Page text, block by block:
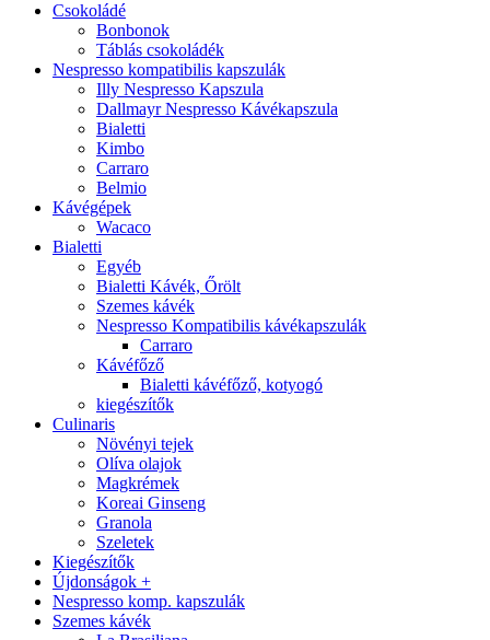
Csokoládé
Bonbonok
Táblás csokoládék
Nespresso kompatibilis kapszulák
Illy Nespresso Kapszula
Dallmayr Nespresso Kávékapszula
Bialetti
Kimbo
Carraro
Belmio
Kávégépek
Wacaco
Bialetti
Egyéb
Bialetti Kávék, Őrölt
Szemes kávék
Nespresso Kompatibilis kávékapszulák
Carraro
Kávéfőző
Bialetti kávéfőző, kotyogó
kiegészítők
Culinaris
Növényi tejek
Olíva olajok
Magkrémek
Koreai Ginseng
Granola
Szeletek
Kiegészítők
Újdonságok +
Nespresso komp. kapszulák
Szemes kávék